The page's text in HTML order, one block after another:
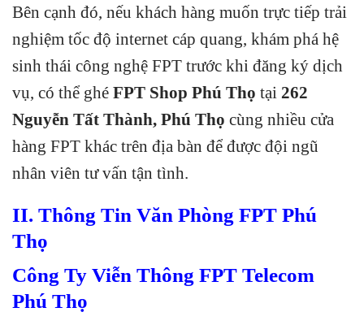
Bên cạnh đó, nếu khách hàng muốn trực tiếp trải
nghiệm tốc độ internet cáp quang, khám phá hệ
sinh thái công nghệ FPT trước khi đăng ký dịch
vụ, có thể ghé FPT Shop Phú Thọ tại 262
Nguyễn Tất Thành, Phú Thọ cùng nhiều cửa
hàng FPT khác trên địa bàn để được đội ngũ
nhân viên tư vấn tận tình.
II. Thông Tin Văn Phòng FPT Phú
Thọ
Công Ty Viễn Thông FPT Telecom
Phú Thọ